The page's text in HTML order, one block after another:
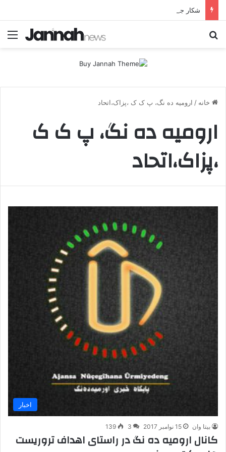
خانه / ارومیه ده نگ، پ ک ک ،پزاک،اتحاد
ارومیه ده نگ، پ ک ک
،پزاک،اتحاد
اخبار
بیتا وان 15 نوامبر 2017 3
139
کانال ارومیه ده نگ در راستای اهداف تروریست